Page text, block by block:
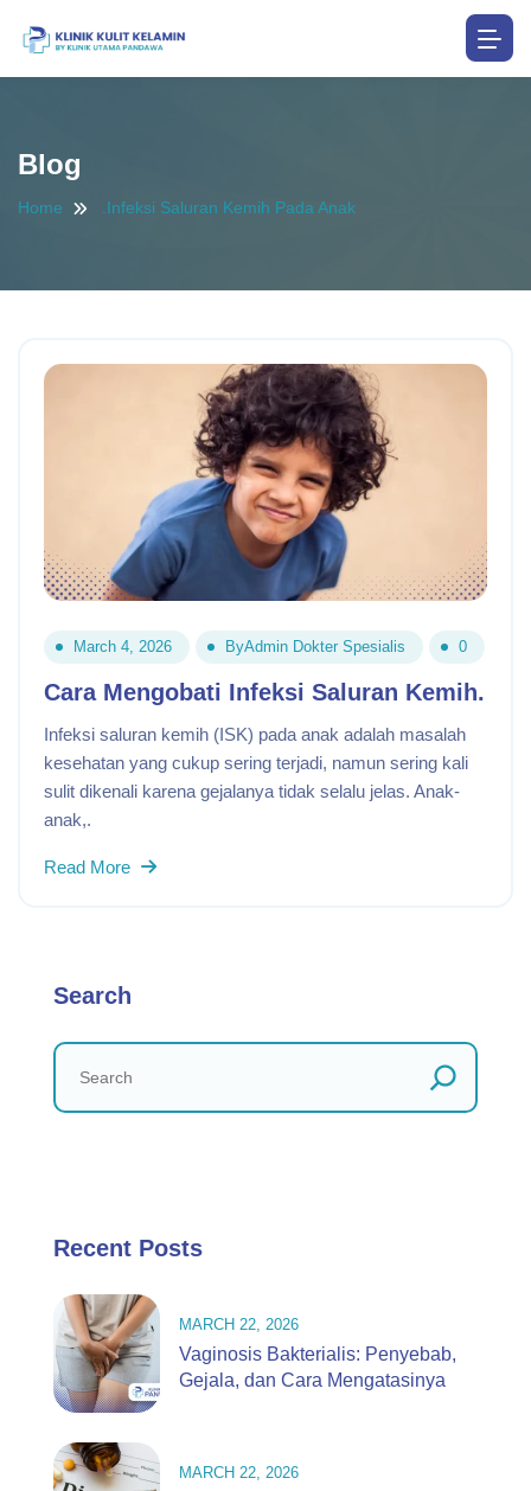
Blog
Home .infeksi Saluran Kemih Pada Anak
March 4, 2026 ByAdmin Dokter Spesialis 0
Cara Mengobati Infeksi Saluran Kemih.
Infeksi saluran kemih (ISK) pada anak adalah masalah
kesehatan yang cukup sering terjadi, namun sering kali
sulit dikenali karena gejalanya tidak selalu jelas. Anak-
anak,.
Read More
Search
Recent Posts
MARCH 22, 2026
Vaginosis Bakterialis: Penyebab,
Gejala, dan Cara Mengatasinya
MARCH 22, 2026